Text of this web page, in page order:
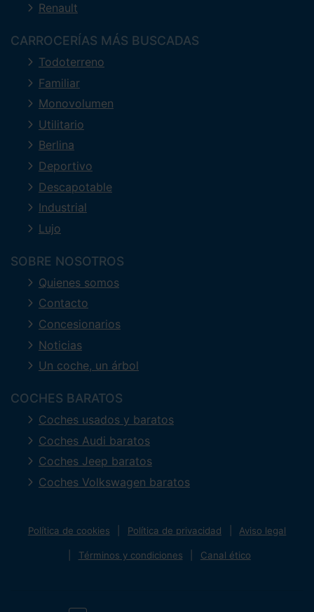
Renault
CARROCERÍAS MÁS BUSCADAS
Todoterreno
Familiar
Monovolumen
Utilitario
Berlina
Deportivo
Descapotable
Industrial
Lujo
SOBRE NOSOTROS
Quienes somos
Contacto
Concesionarios
Noticias
Un coche, un árbol
COCHES BARATOS
Coches usados y baratos
Coches Audi baratos
Coches Jeep baratos
Coches Volkswagen baratos
Política de cookies Política de privacidad Aviso legal
Términos y condiciones Canal ético